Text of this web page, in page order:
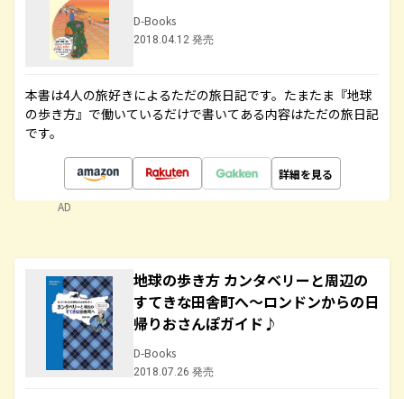
D-Books
2018.04.12 発売
本書は4人の旅好きによるただの旅日記です。たまたま『地球
の歩き方』で働いているだけで書いてある内容はただの旅日記
です。
詳細を見る
AD
地球の歩き方 カンタベリーと周辺の
すてきな田舎町へ～ロンドンからの日
帰りおさんぽガイド♪
D-Books
2018.07.26 発売